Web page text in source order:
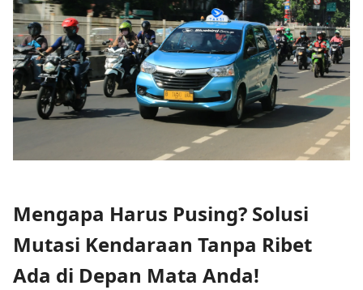
Mengapa Harus Pusing? Solusi
Mutasi Kendaraan Tanpa Ribet
Ada di Depan Mata Anda!